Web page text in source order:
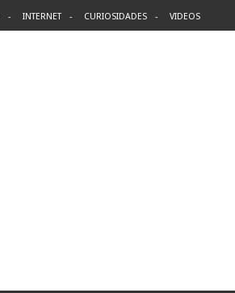
INTERNET CURIOSIDADES VIDEOS